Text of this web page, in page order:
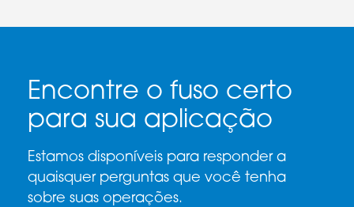
Encontre o fuso certo
para sua aplicação
Estamos disponíveis para responder a
quaisquer perguntas que você tenha
sobre suas operações.